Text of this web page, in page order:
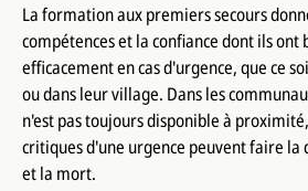
La formation aux premiers secours
compétences et la confiance dont ils
efficacement en cas d'urgence, que ce
ou dans leur village. Dans les
n'est pas toujours disponible à
critiques d'une urgence peuvent faire la
et la mort.